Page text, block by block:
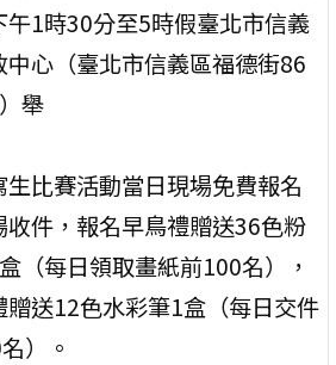
午1時30分至5時假臺北市信義
中心（臺北市信義區福德街86
舉
生比賽活動當日現場免費報名
收件，報名早鳥禮贈送36色粉
（每日領取畫紙前100名），
贈送12色水彩筆1盒（每日交件
）。